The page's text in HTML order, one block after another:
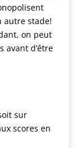
autre stade!
on peut
avant d’être
sur
scores en